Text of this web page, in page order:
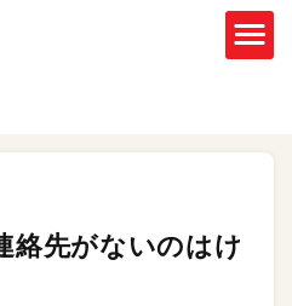
絡先がないのはけ